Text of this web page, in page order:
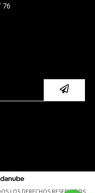
76
LOS DERECHOS RESERVADOS.